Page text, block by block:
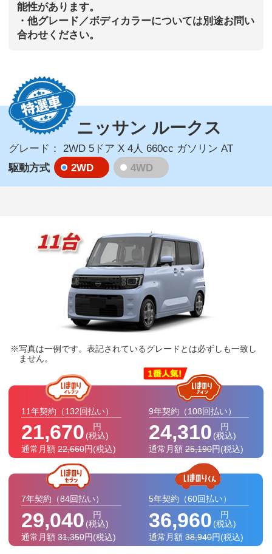
能性があります。
・他グレード／ボディカラーについては別途お問い
合わせください。
ニッサン ルークス
グレード： 2WD 5ドア X 4人 660cc ガソリン AT
駆動方式
2WD 4WD
写真は一例です。表記されているグレードとは必ずしも一致し
ません。
11年契約 （132回払い）
21,670
円
(税込)
通常月額 22,660円(税込)
9年契約 （108回払い）
24,310
円
(税込)
通常月額 25,190円(税込)
7年契約 （84回払い）
29,040
円
(税込)
通常月額 31,350円(税込)
5年契約 （60回払い）
36,960
円
(税込)
通常月額 38,940円(税込)